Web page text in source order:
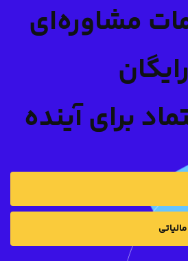
مشاوره‌ای
رایگان
برای آینده